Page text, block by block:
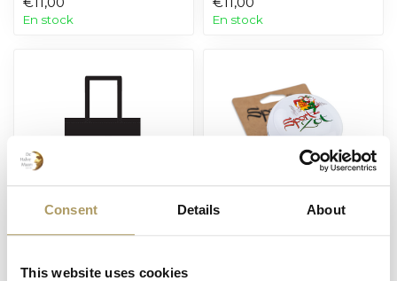
Consent Details About
This website uses cookies
En stock En stock
BROUWERIJ HALVE MAAN
Maan